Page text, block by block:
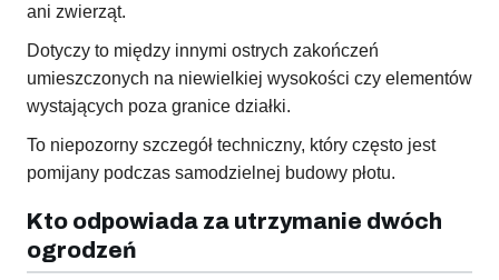
ani zwierząt.
Dotyczy to między innymi ostrych zakończeń
umieszczonych na niewielkiej wysokości czy elementów
wystających poza granice działki.
To niepozorny szczegół techniczny, który często jest
pomijany podczas samodzielnej budowy płotu.
Kto odpowiada za utrzymanie dwóch
ogrodzeń